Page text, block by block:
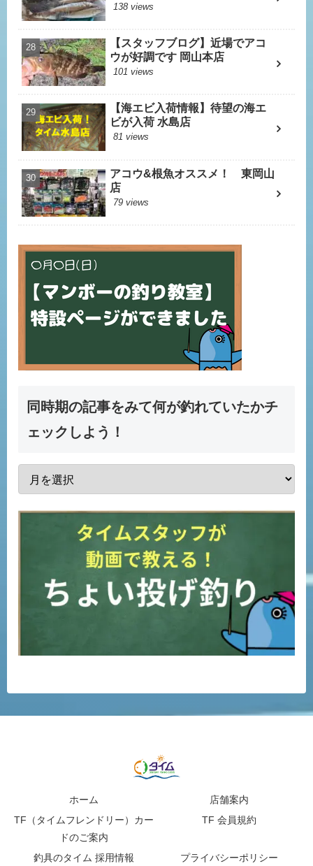
138 views
【スタッフブログ】近場でアコ
ウが好調です 岡山本店
101 views
【海エビ入荷情報】待望の海エ
ビが入荷 水島店
81 views
アコウ&根魚オススメ！ 東岡山
店
79 views
同時期の記事をみて何が釣れていたかチ
ェックしよう！
ホーム
店舗案内
TF（タイムフレンドリー）カー
ドのご案内
TF 会員規約
釣具のタイム 採用情報 プライバシーポリシー